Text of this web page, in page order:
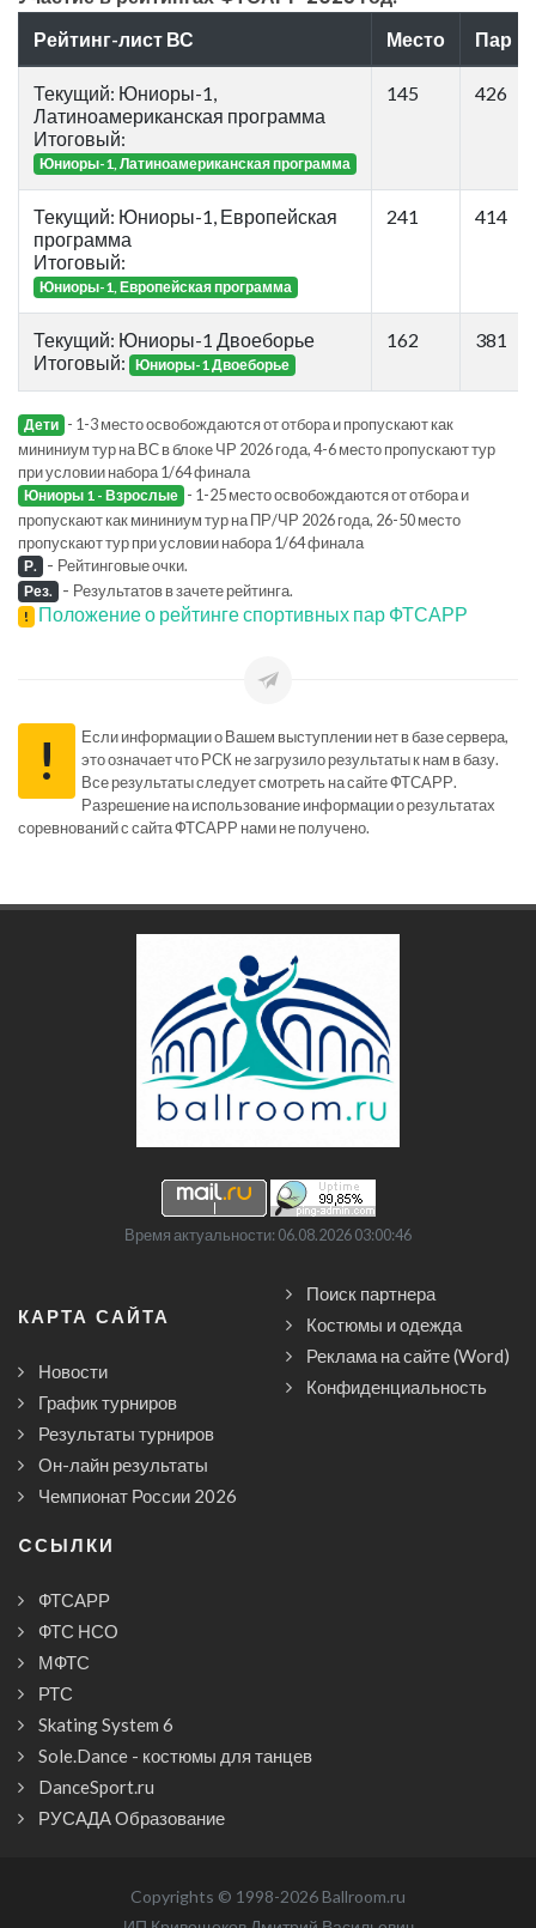
Рейтинг-лист ВС Место Пар
Текущий: Юниоры-1,
Латиноамериканская программа
Итоговый:
Юниоры-1, Латиноамериканская программа
145 426
Текущий: Юниоры-1, Европейская
программа
Итоговый:
Юниоры-1, Европейская программа
241 414
Текущий: Юниоры-1 Двоеборье
Итоговый: Юниоры-1 Двоеборье
162 381
Дети - 1-3 место освобождаются от отбора и пропускают как
мининиум тур на ВС в блоке ЧР 2026 года, 4-6 место пропускают тур
при условии набора 1/64 финала
Юниоры 1 - Взрослые - 1-25 место освобождаются от отбора и
пропускают как мининиум тур на ПР/ЧР 2026 года, 26-50 место
пропускают тур при условии набора 1/64 финала
Р. - Рейтинговые очки.
Рез. - Результатов в зачете рейтинга.
! Положение о рейтинге спортивных пар ФТСАРР
!
Если информации о Вашем выступлении нет в базе сервера,
это означает что РСК не загрузило результаты к нам в базу.
Все результаты следует смотреть на сайте ФТСАРР.
Разрешение на использование информации о результатах
соревнований с сайта ФТСАРР нами не получено.
Время актуальности: 06.08.2026 03:00:46
КАРТА САЙТА
Новости
График турниров
Результаты турниров
Он-лайн результаты
Чемпионат России 2026
Поиск партнера
Костюмы и одежда
Реклама на сайте (Word)
Конфиденциальность
CСЫЛКИ
ФТСАРР
ФТС НСО
МФТС
РТС
Skating System 6
Sole.Dance - костюмы для танцев
DanceSport.ru
РУСАДА Образование
Copyrights © 1998-2026 Ballroom.ru